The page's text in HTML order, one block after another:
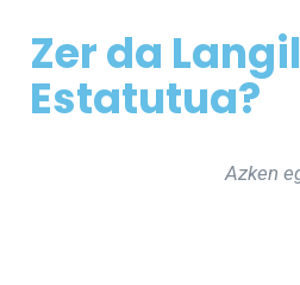
Zer da
Estatutua?
Azken